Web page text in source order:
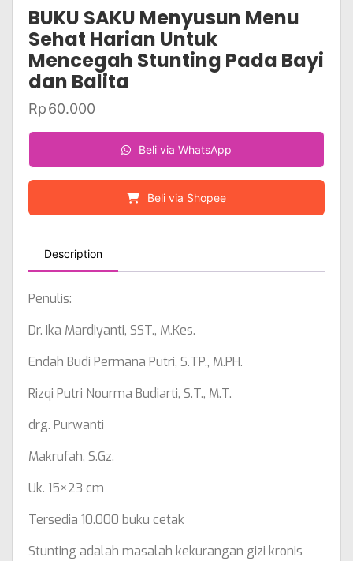
BUKU SAKU Menyusun Menu
Sehat Harian Untuk
Mencegah Stunting Pada Bayi
dan Balita
Rp60.000
Beli via WhatsApp
Beli via Shopee
Description
Penulis:
Dr. Ika Mardiyanti, SST., M.Kes.
Endah Budi Permana Putri, S.TP., M.PH.
Rizqi Putri Nourma Budiarti, S.T., M.T.
drg. Purwanti
Makrufah, S.Gz.
Uk. 15×23 cm
Tersedia 10.000 buku cetak
Stunting adalah masalah kekurangan gizi kronis